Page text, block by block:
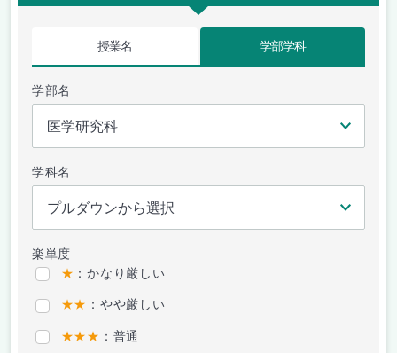
授業名 学部学科
学部名
学科名
楽単度
★ ：かなり厳しい
★★ ：やや厳しい
★★★ ：普通